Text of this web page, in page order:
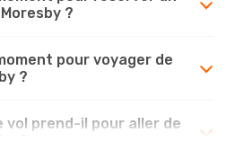
?
pour voyager de
?
vol prend-il pour aller de